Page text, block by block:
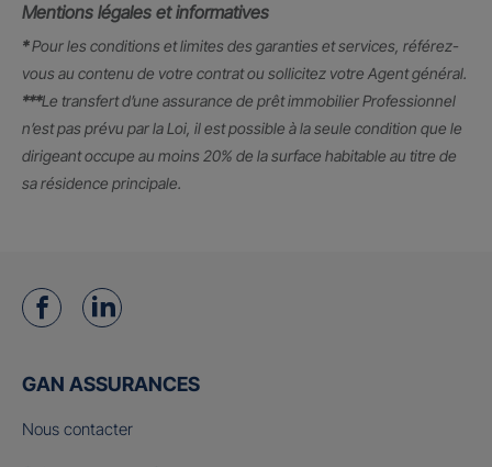
Mentions légales et informatives
*Pour les conditions et limites des garanties et services, référez-
vous au contenu de votre contrat ou sollicitez votre Agent général.
***Le transfert d’une assurance de prêt immobilier Professionnel
n’est pas prévu par la Loi, il est possible à la seule condition que le
dirigeant occupe au moins 20% de la surface habitable au titre de
sa résidence principale.
GAN ASSURANCES
Nous contacter